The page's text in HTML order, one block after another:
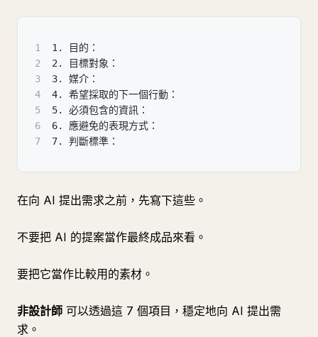
1
1. 目的：
2
2. 目標對象：
3
3. 媒介：
4
4. 希望採取的下一個行動：
5
5. 必須包含的資訊：
6
6. 應避免的表現方式：
7
7. 判斷標準：
在向 AI 提出需求之前，先寫下這些。
不要把 AI 的提案當作最終成品來看。
要把它當作比較用的素材。
非設計師 可以透過這 7 個項目，穩定地向 AI 提出需
求。